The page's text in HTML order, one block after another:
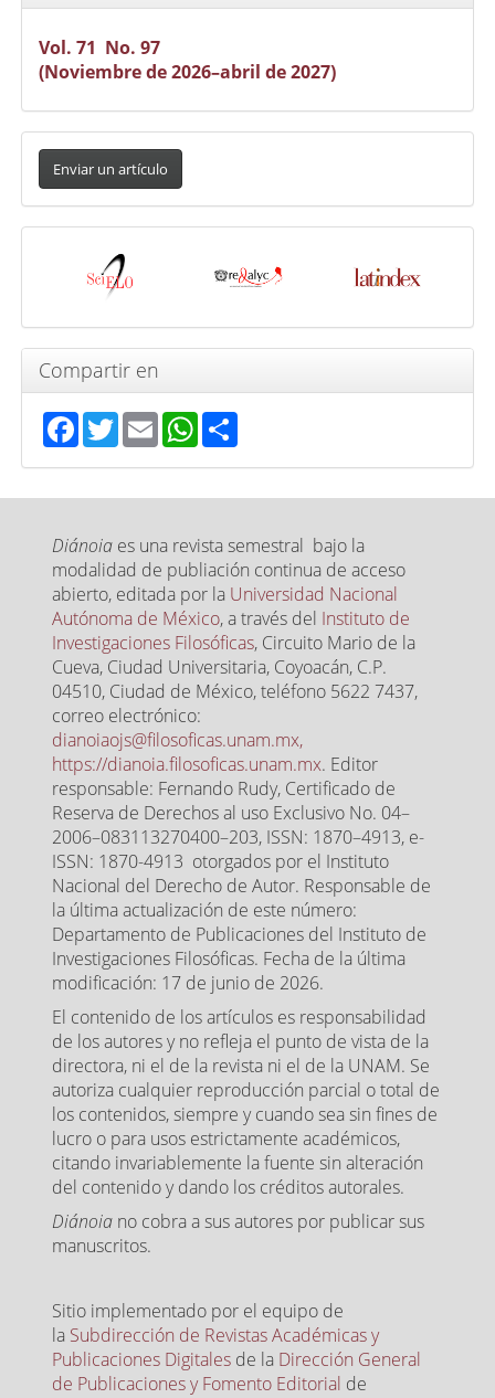
Vol. 71 No. 97
(Noviembre de 2026–abril de 2027)
Enviar
artículo
Enviar un artículo
Indexada
Compartir en
Facebook
TwitterEmailWhatsApp
Share
Diánoia es una revista semestral bajo la
modalidad de publiación continua de acceso
abierto, editada por la Universidad Nacional
Autónoma de México, a través del Instituto de
Investigaciones Filosóficas, Circuito Mario de la
Cueva, Ciudad Universitaria, Coyoacán, C.P.
04510, Ciudad de México, teléfono 5622 7437,
correo electrónico:
dianoiaojs@filosoficas.unam.mx,
https://dianoia.filosoficas.unam.mx. Editor
responsable: Fernando Rudy, Certificado de
Reserva de Derechos al uso Exclusivo No. 04–
2006–083113270400–203, ISSN: 1870–4913, e-
ISSN: 1870-4913 otorgados por el Instituto
Nacional del Derecho de Autor. Responsable de
la última actualización de este número:
Departamento de Publicaciones del Instituto de
Investigaciones Filosóficas. Fecha de la última
modificación: 17 de junio de 2026.
El contenido de los artículos es responsabilidad
de los autores y no refleja el punto de vista de la
directora, ni el de la revista ni el de la UNAM. Se
autoriza cualquier reproducción parcial o total de
los contenidos, siempre y cuando sea sin fines de
lucro o para usos estrictamente académicos,
citando invariablemente la fuente sin alteración
del contenido y dando los créditos autorales.
Diánoia no cobra a sus autores por publicar sus
manuscritos.
Sitio implementado por el equipo de
la Subdirección de Revistas Académicas y
Publicaciones Digitales de la Dirección General
de Publicaciones y Fomento Editorial de